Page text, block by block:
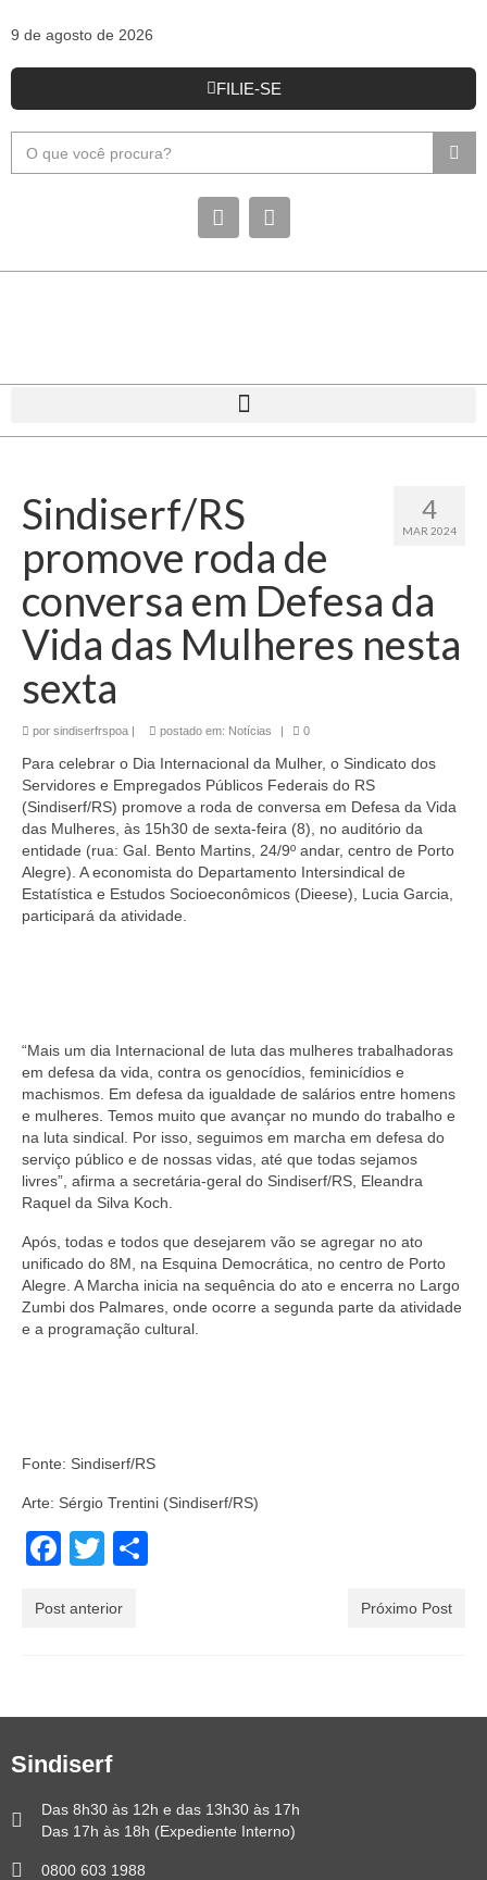
9 de agosto de 2026
FILIE-SE
4
MAR 2024
Sindiserf/RS
promove roda de
conversa em Defesa da
Vida das Mulheres nesta
sexta
por sindiserfrspoa | postado em: Notícias | 0
Para celebrar o Dia Internacional da Mulher, o Sindicato dos
Servidores e Empregados Públicos Federais do RS
(Sindiserf/RS) promove a roda de conversa em Defesa da Vida
das Mulheres, às 15h30 de sexta-feira (8), no auditório da
entidade (rua: Gal. Bento Martins, 24/9º andar, centro de Porto
Alegre). A economista do Departamento Intersindical de
Estatística e Estudos Socioeconômicos (Dieese), Lucia Garcia,
participará da atividade.
“Mais um dia Internacional de luta das mulheres trabalhadoras
em defesa da vida, contra os genocídios, feminicídios e
machismos. Em defesa da igualdade de salários entre homens
e mulheres. Temos muito que avançar no mundo do trabalho e
na luta sindical. Por isso, seguimos em marcha em defesa do
serviço público e de nossas vidas, até que todas sejamos
livres”, afirma a secretária-geral do Sindiserf/RS, Eleandra
Raquel da Silva Koch.
Após, todas e todos que desejarem vão se agregar no ato
unificado do 8M, na Esquina Democrática, no centro de Porto
Alegre. A Marcha inicia na sequência do ato e encerra no Largo
Zumbi dos Palmares, onde ocorre a segunda parte da atividade
e a programação cultural.
Fonte: Sindiserf/RS
Arte: Sérgio Trentini (Sindiserf/RS)
Facebook
Twitter
Post anterior Próximo Post
Sindiserf
Das 8h30 às 12h e das 13h30 às 17h
Das 17h às 18h (Expediente Interno)
0800 603 1988